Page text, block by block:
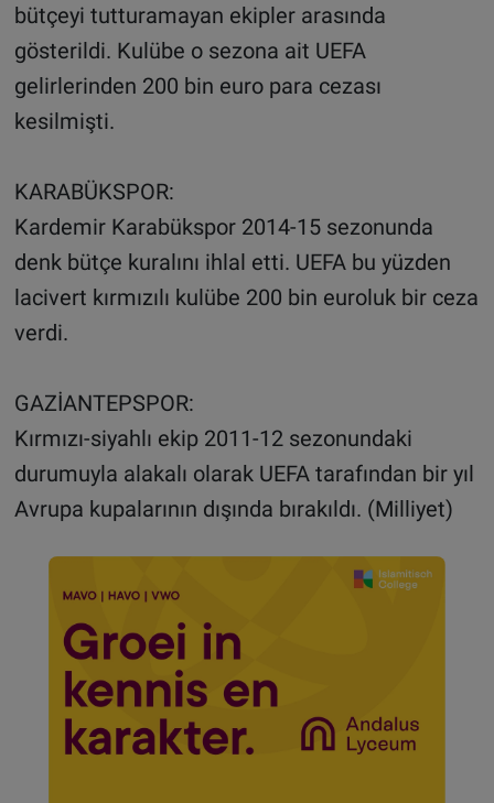
bütçeyi tutturamayan ekipler arasında
gösterildi. Kulübe o sezona ait UEFA
gelirlerinden 200 bin euro para cezası
kesilmişti.
KARABÜKSPOR:
Kardemir Karabükspor 2014-15 sezonunda
denk bütçe kuralını ihlal etti. UEFA bu yüzden
lacivert kırmızılı kulübe 200 bin euroluk bir ceza
verdi.
GAZİANTEPSPOR:
Kırmızı-siyahlı ekip 2011-12 sezonundaki
durumuyla alakalı olarak UEFA tarafından bir yıl
Avrupa kupalarının dışında bırakıldı. (Milliyet)